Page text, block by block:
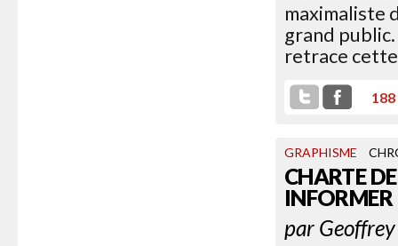
maximaliste
grand public.
retrace
188
GRAPHISME
CHARTE
INFORMER
par